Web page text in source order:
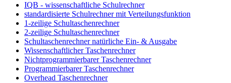
IQB - wissenschaftliche Schulrechner
standardisierte Schulrechner mit Verteilungsfunktion
1-zeilige Schultaschenrechner
2-zeilige Schultaschenrechner
Schultaschenrechner natürliche Ein- & Ausgabe
Wissenschaftlicher Taschenrechner
Nichtprogrammierbarer Taschenrechner
Programmierbarer Taschenrechner
Overhead Taschenrechner